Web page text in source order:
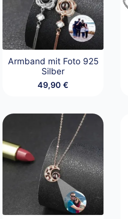
Armband mit Foto 925
Silber
49,90€